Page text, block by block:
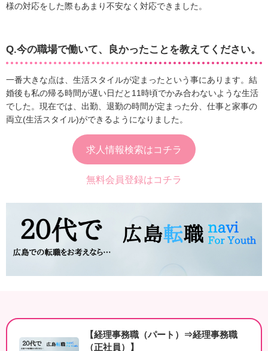
様の対応をした際もあまり不安なく対応できました。
Q.今の職場で働いて、良かったことを教えてください。
一番大きな点は、生活スタイルが定まったという事にあります。結
婚後も私の帰る時間が遅い日だと11時頃でかみ合わないような生活
でした。現在では、出勤、退勤の時間が定まった分、仕事と家事の
両立(生活スタイル)ができるようになりました。
求人情報検索はコチラ
無料会員登録はコチラ
【経理事務職（パート）⇒経理事務職
（正社員）】